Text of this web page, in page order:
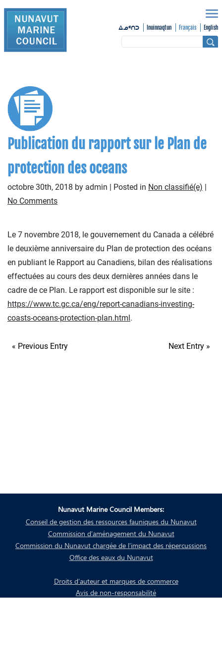
ᐃᓄᑦᑎᑐ Inuinnaqtun Français English
Publication du rapport sur le Plan de
protection des oceans
octobre 30th, 2018 by admin | Posted in Non classifié(e) |
No Comments
Le 7 novembre 2018, le gouvernement du Canada a célébré
le deuxième anniversaire du Plan de protection des océans
en publiant le Rapport au Canadiens, bilan des réalisations
effectuées au cours des deux dernières années dans le
cadre de ce Plan. Le rapport est disponible sur le site :
https://www.tc.gc.ca/eng/report-canadians-investing-
coasts-oceans-protection-plan.html.
« Previous Entry Next Entry »
Nunavut Marine Council Members:
Conseil de gestion des ressources fauniques du Nunavut
Commission d’aménagement du Nunavut
Commission du Nunavut chargée de l’impact des répercussions
Office des eaux du Nunavut
Droits d’auteur et marques de commerce
Avis de non-responsabilité